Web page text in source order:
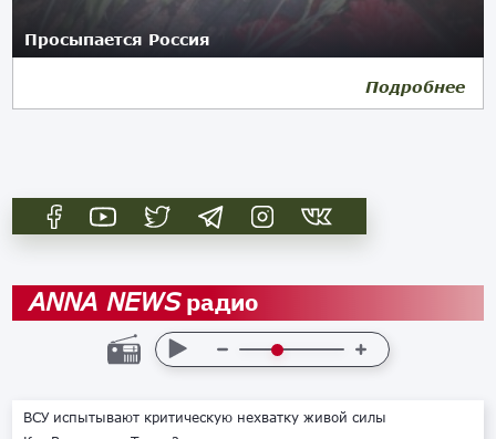
Просыпается Россия
Подробнее
ANNA NEWSрадио
ВСУ испытывают критическую нехватку живой силы